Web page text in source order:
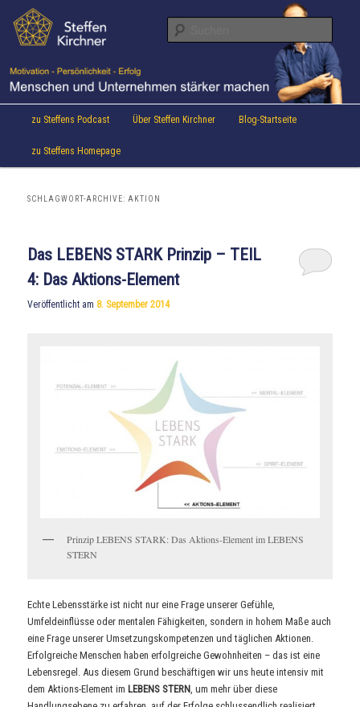
Inhalt
wechseln
sekundären
Inhalt
Steffen Kirchner Blog
Aktuelles von Speaker & Motivationstrainer Steffen Kirchner
Hauptmenü
zu Steffens Podcast Über Steffen Kirchner Blog-Startseite
zu Steffens Homepage
SCHLAGWORT-ARCHIVE: AKTION
Das LEBENS STARK Prinzip – TEIL
4: Das Aktions-Element
Veröffentlicht am 8. September 2014
Prinzip LEBENS STARK: Das Aktions-Element im LEBENS
STERN
Echte Lebensstärke ist nicht nur eine Frage unserer Gefühle,
Umfeldeinflüsse oder mentalen Fähigkeiten, sondern in hohem Maße auch
eine Frage unserer Umsetzungskompetenzen und täglichen Aktionen.
Erfolgreiche Menschen haben erfolgreiche Gewohnheiten – das ist eine
Lebensregel. Aus diesem Grund beschäftigen wir uns heute intensiv mit
dem Aktions-Element im LEBENS STERN, um mehr über diese